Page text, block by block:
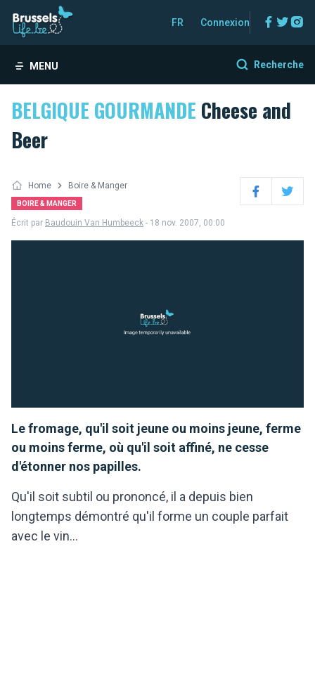
FR Connexion
MENU Recherche
BELGIQUE GOURMANDE Cheese and
Beer
Home Boire & Manger
BOIRE & MANGER FacebookTwitter
Écrit par Baudouin Van Humbeeck - 18 nov. 2007, 00:00
Le fromage, qu'il soit jeune ou moins jeune, ferme
ou moins ferme, où qu'il soit affiné, ne cesse
d'étonner nos papilles.
Qu'il soit subtil ou prononcé, il a depuis bien
longtemps démontré qu'il forme un couple parfait
avec le vin...